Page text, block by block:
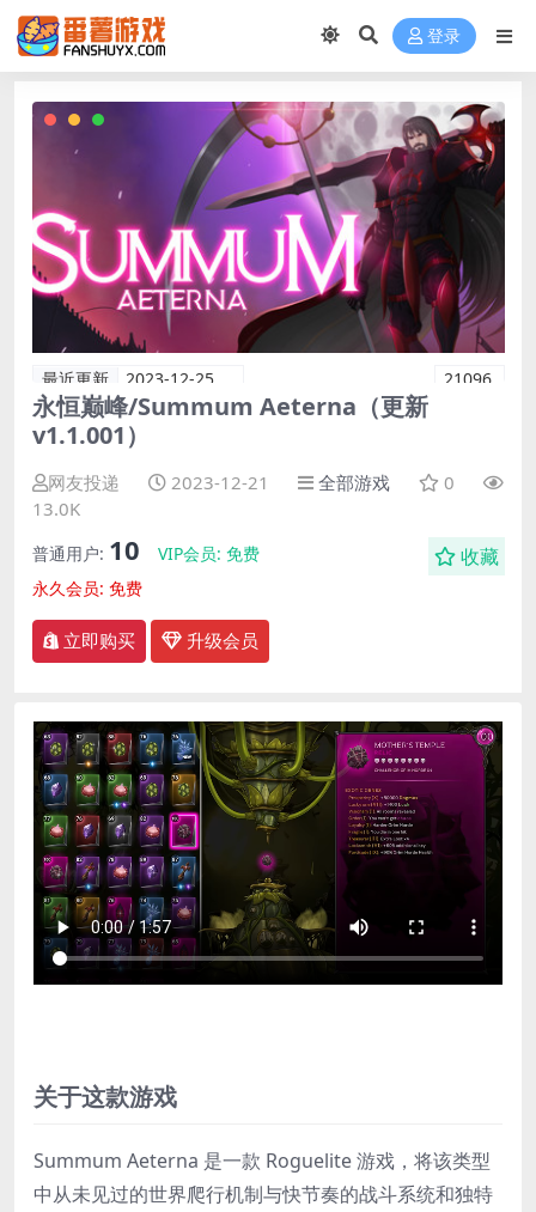
登录
最近更新 2023-12-25 21096
永恒巅峰/Summum Aeterna（更新
v1.1.001）
网友投递 2023-12-21 全部游戏
0
13.0K
普通用户: 10 VIP会员: 免费
永久会员: 免费
收藏
立即购买 升级会员
关于这款游戏
Summum Aeterna 是一款 Roguelite 游戏，将该类型
中从未见过的世界爬行机制与快节奏的战斗系统和独特